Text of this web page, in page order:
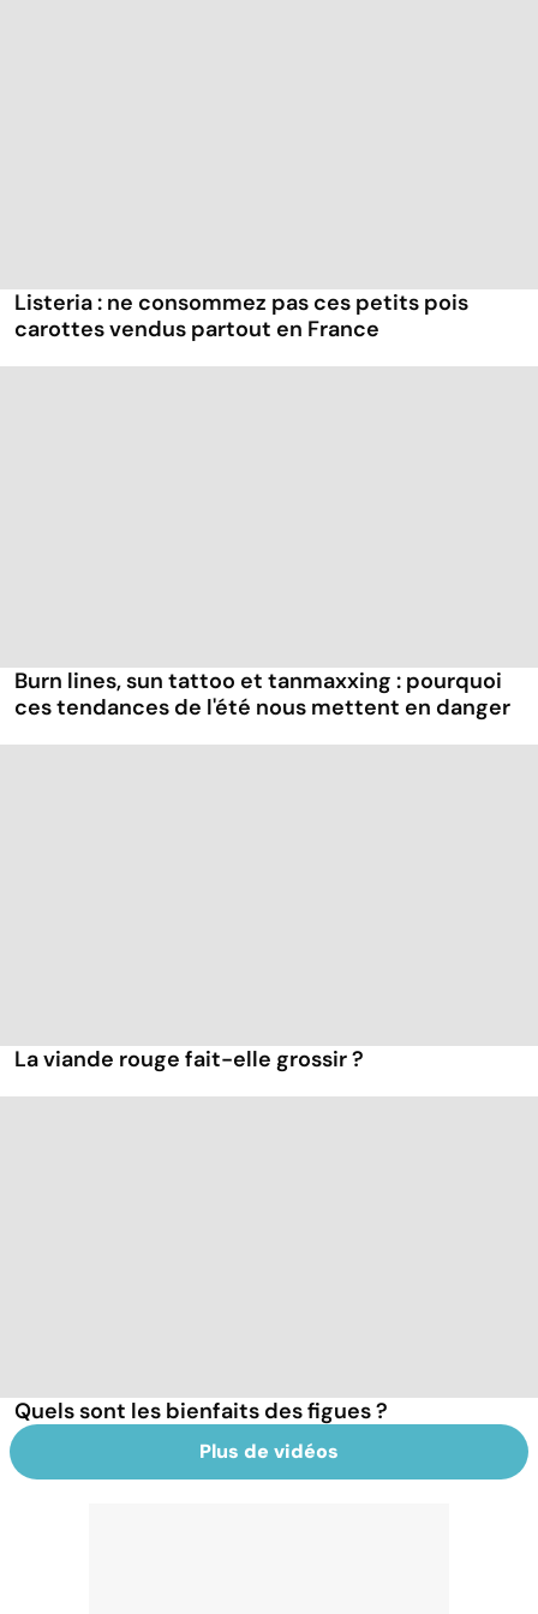
Listeria : ne consommez pas ces petits pois
carottes vendus partout en France
Burn lines, sun tattoo et tanmaxxing : pourquoi
ces tendances de l'été nous mettent en danger
La viande rouge fait-elle grossir ?
Quels sont les bienfaits des figues ?
Plus de vidéos